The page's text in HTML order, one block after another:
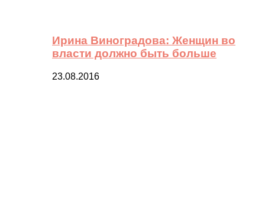
Ирина Виноградова: Женщин во
власти должно быть больше
23.08.2016